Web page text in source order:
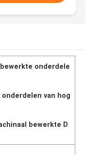
onderdele
onderdelen van hog
bewerkte D